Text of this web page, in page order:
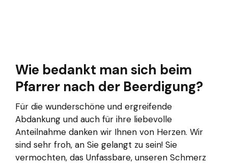
Wie bedankt man sich beim
Pfarrer nach der Beerdigung?
Für die wunderschöne und ergreifende
Abdankung und auch für ihre liebevolle
Anteilnahme danken wir Ihnen von Herzen. Wir
sind sehr froh, an Sie gelangt zu sein! Sie
vermochten, das Unfassbare, unseren Schmerz